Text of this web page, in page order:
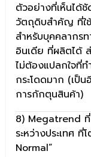
ตัวอย่างที่เห็นได้
วัตถุดิบสำคัญ ที่ใ
สำหรับบุคคลากร
อินเดีย ที่ผลิตได้
ไม่ต้องแปลกใจที่
กระโดดมาก (เป็
การกักตุนสินค้า)
8) Megatrend ที่
ระหว่างประเทศ
Normal”